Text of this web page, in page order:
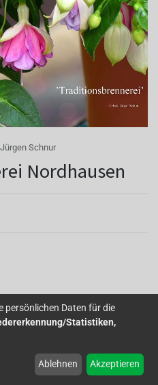
Schnur
Nordhausen
Mitglied werden
Impressum Datenschutz
persönlichen Daten für die
Statistiken,
Ablehnen Akzeptieren